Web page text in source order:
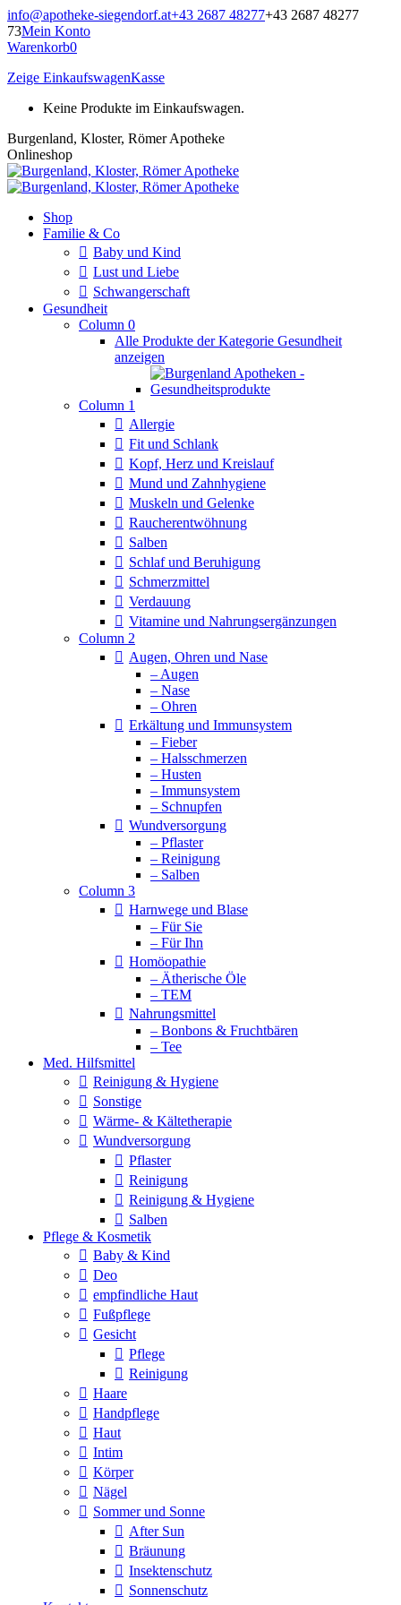
Zum
Inhalt
springen
info@apotheke-siegendorf.at+43 2687 48277+43 2687 48277
73Mein Konto
Warenkorb0
Zeige EinkaufswagenKasse
Keine Produkte im Einkaufswagen.
Burgenland, Kloster, Römer Apotheke
Onlineshop
Shop
Familie & Co
Baby und Kind
Lust und Liebe
Schwangerschaft
Gesundheit
Column 0
Alle Produkte der Kategorie Gesundheit
anzeigen
Column 1
Allergie
Fit und Schlank
Kopf, Herz und Kreislauf
Mund und Zahnhygiene
Muskeln und Gelenke
Raucherentwöhnung
Salben
Schlaf und Beruhigung
Schmerzmittel
Verdauung
Vitamine und Nahrungsergänzungen
Column 2
Augen, Ohren und Nase
– Augen
– Nase
– Ohren
Erkältung und Immunsystem
– Fieber
– Halsschmerzen
– Husten
– Immunsystem
– Schnupfen
Wundversorgung
– Pflaster
– Reinigung
– Salben
Column 3
Harnwege und Blase
– Für Sie
– Für Ihn
Homöopathie
– Ätherische Öle
– TEM
Nahrungsmittel
– Bonbons & Fruchtbären
– Tee
Med. Hilfsmittel
Reinigung & Hygiene
Sonstige
Wärme- & Kältetherapie
Wundversorgung
Pflaster
Reinigung
Reinigung & Hygiene
Salben
Pflege & Kosmetik
Baby & Kind
Deo
empfindliche Haut
Fußpflege
Gesicht
Pflege
Reinigung
Haare
Handpflege
Haut
Intim
Körper
Nägel
Sommer und Sonne
After Sun
Bräunung
Insektenschutz
Sonnenschutz